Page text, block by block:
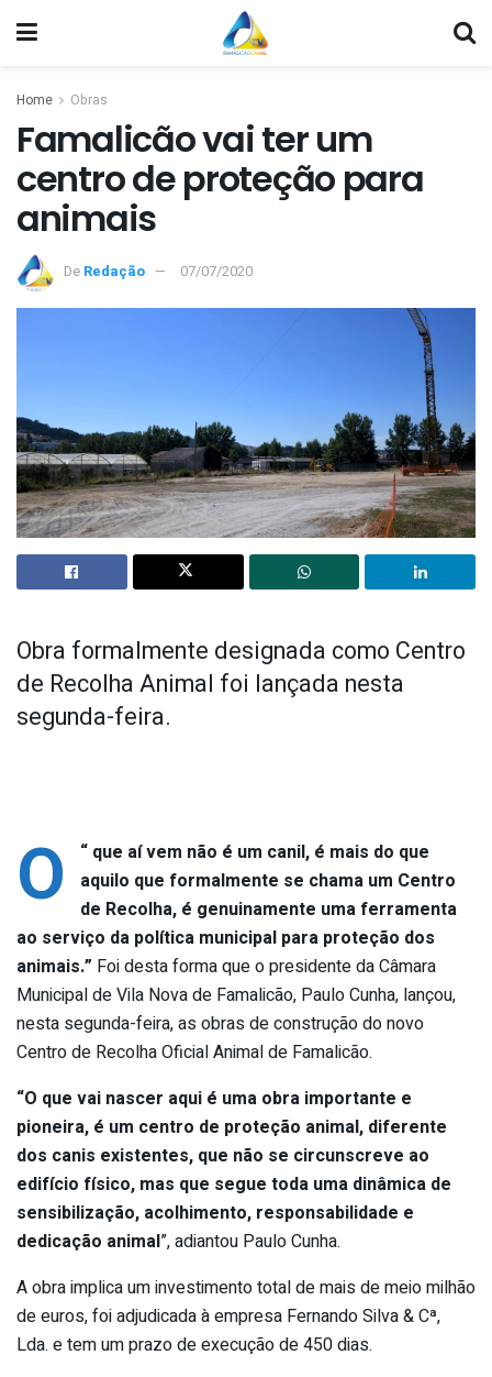
Home Obras
Famalicão vai ter um
centro de proteção para
animais
De Redação 07/07/2020
Obra formalmente designada como Centro
de Recolha Animal foi lançada nesta
segunda-feira.
“
O
que aí vem não é um canil, é mais do que
aquilo que formalmente se chama um Centro
de Recolha, é genuinamente uma ferramenta
ao serviço da política municipal para proteção dos
animais.” Foi desta forma que o presidente da Câmara
Municipal de Vila Nova de Famalicão, Paulo Cunha, lançou,
nesta segunda-feira, as obras de construção do novo
Centro de Recolha Oficial Animal de Famalicão.
“O que vai nascer aqui é uma obra importante e
pioneira, é um centro de proteção animal, diferente
dos canis existentes, que não se circunscreve ao
edifício físico, mas que segue toda uma dinâmica de
sensibilização, acolhimento, responsabilidade e
dedicação animal”, adiantou Paulo Cunha.
A obra implica um investimento total de mais de meio milhão
de euros, foi adjudicada à empresa Fernando Silva & Cª,
Lda. e tem um prazo de execução de 450 dias.